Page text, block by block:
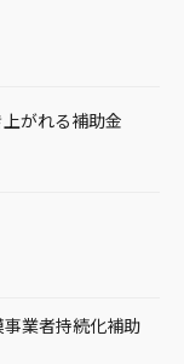
がれる補助金
業者持続化補助